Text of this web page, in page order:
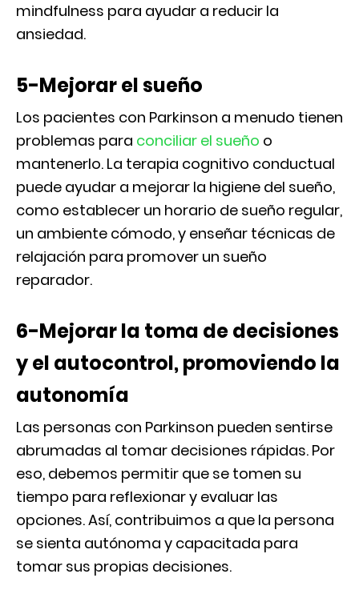
mindfulness para ayudar a reducir la
ansiedad.
5-Mejorar el sueño
Los pacientes con Parkinson a menudo tienen
problemas para conciliar el sueño o
mantenerlo. La terapia cognitivo conductual
puede ayudar a mejorar la higiene del sueño,
como establecer un horario de sueño regular,
un ambiente cómodo, y enseñar técnicas de
relajación para promover un sueño
reparador.
6-Mejorar la toma de decisiones
y el autocontrol, promoviendo la
autonomía
Las personas con Parkinson pueden sentirse
abrumadas al tomar decisiones rápidas. Por
eso, debemos permitir que se tomen su
tiempo para reflexionar y evaluar las
opciones. Así, contribuimos a que la persona
se sienta autónoma y capacitada para
tomar sus propias decisiones.